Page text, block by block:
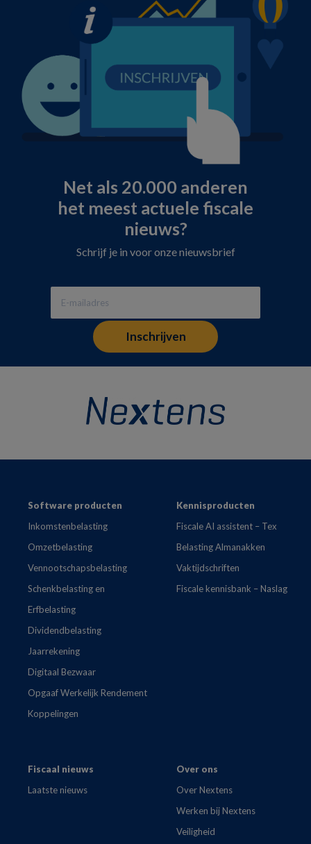
Net als 20.000 anderen
het meest actuele fiscale
nieuws?
Schrijf je in voor onze nieuwsbrief
FooterSoftware producten
Inkomstenbelasting
Omzetbelasting
Vennootschapsbelasting
Schenkbelasting en
Erfbelasting
Dividendbelasting
Jaarrekening
Digitaal Bezwaar
Opgaaf Werkelijk Rendement
Koppelingen
Kennisproducten
Fiscale AI assistent – Tex
Belasting Almanakken
Vaktijdschriften
Fiscale kennisbank – Naslag
Fiscaal nieuws
Laatste nieuws
Over ons
Over Nextens
Werken bij Nextens
Veiligheid